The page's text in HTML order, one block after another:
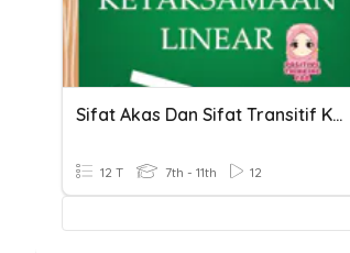
Sifat Akas Dan Sifat Transitif Ketaksamaan Linear
12 T 7th - 11th 12